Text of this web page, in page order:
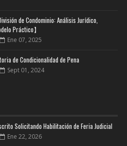
de Condominio: Análisis Jurídico,
Práctico】
Ene 07, 2025
de Condicionalidad de Pena
Sept 01, 2024
Solicitando Habilitación de Feria Judicial
Ene 22, 2026